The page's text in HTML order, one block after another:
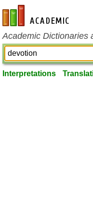
en-academic.com
Academic Dictionaries
Interpretations